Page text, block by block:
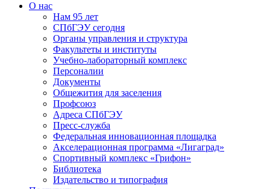
О нас
Нам 95 лет
СПбГЭУ сегодня
Органы управления и структура
Факультеты и институты
Учебно-лабораторный комплекс
Персоналии
Документы
Общежития для заселения
Профсоюз
Адреса СПбГЭУ
Пресс-служба
Федеральная инновационная площадка
Акселерационная программа «Лигаград»­­
Спортивный комплекс «Грифон»
Библиотека
Издательство и типография